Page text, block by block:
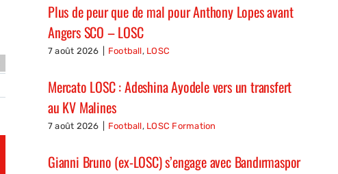
Plus de peur que de mal pour Anthony Lopes avant
Angers SCO – LOSC
7 août 2026 Football, LOSC
Mercato LOSC : Adeshina Ayodele vers un transfert
au KV Malines
7 août 2026 Football, LOSC Formation
Gianni Bruno (ex-LOSC) s’engage avec Bandırmaspor